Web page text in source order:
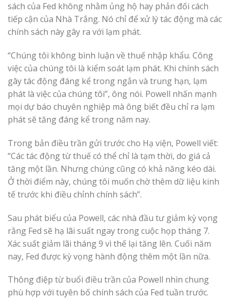
sách của Fed không nhằm ủng hộ hay phản đối cách
tiếp cận của Nhà Trắng. Nó chỉ để xử lý tác động mà các
chính sách này gây ra với lạm phát.
“Chúng tôi không bình luận về thuế nhập khẩu. Công
việc của chúng tôi là kiểm soát lạm phát. Khi chính sách
gây tác động đáng kể trong ngắn và trung hạn, lạm
phát là việc của chúng tôi”, ông nói. Powell nhấn mạnh
mọi dự báo chuyên nghiệp mà ông biết đều chỉ ra lạm
phát sẽ tăng đáng kể trong năm nay.
Trong bản điều trần gửi trước cho Hạ viện, Powell viết:
“Các tác động từ thuế có thể chỉ là tạm thời, do giá cả
tăng một lần. Nhưng chúng cũng có khả năng kéo dài.
Ở thời điểm này, chúng tôi muốn chờ thêm dữ liệu kinh
tế trước khi điều chỉnh chính sách”.
Sau phát biểu của Powell, các nhà đầu tư giảm kỳ vọng
rằng Fed sẽ hạ lãi suất ngay trong cuộc họp tháng 7.
Xác suất giảm lãi tháng 9 vì thế lại tăng lên. Cuối năm
nay, Fed được kỳ vọng hành động thêm một lần nữa.
Thông điệp từ buổi điều trần của Powell nhìn chung
phù hợp với tuyên bố chính sách của Fed tuần trước.